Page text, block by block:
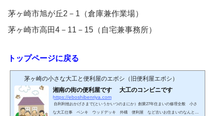
茅ヶ崎市旭が丘2－1（倉庫兼作業場）
茅ヶ崎市高田4－11－15（自宅兼事務所）
トップページに戻る
茅ヶ崎の小さな大工と便利屋のエボシ（旧便利屋エボシ）
湘南の街の便利屋です 大工のコンビニです
https://eboshibenriya.com
自利利他おかげさまで(というかいつのまにか）創業27年住まいの修理全般 小さ
な大工仕事 ペンキ ウッドデッキ 外構 便利屋 など古いお住まいのなんとか